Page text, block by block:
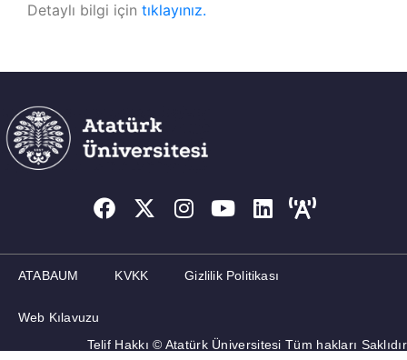
Detaylı bilgi için tıklayınız.
ATABAUM KVKK Gizlilik Politikası
Web Kılavuzu
Telif Hakkı © Atatürk Üniversitesi Tüm hakları Saklıdır